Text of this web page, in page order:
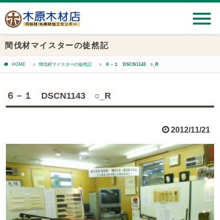
間伐材マイスターの徒然記
HOME 間伐材マイスターの徒然記 ６－１ DSCN1143 ○_R
６－１ DSCN1143 ○_R
2012/11/21